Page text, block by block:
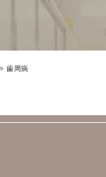
院長・スタッフ
歯周病